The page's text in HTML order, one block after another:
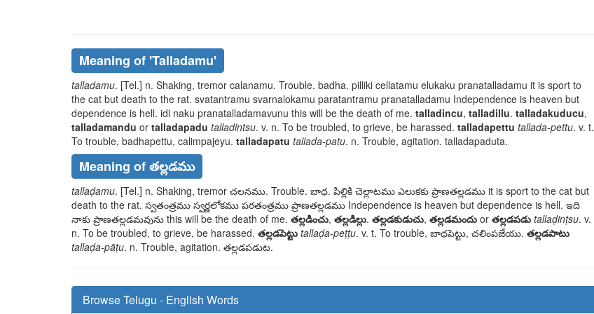
Meaning of 'talladamu'
talladamu. [Tel.] n. Shaking, tremor calanamu. Trouble. badha. pilliki cellatamu elukaku pranatalladamu it is sport to
the cat but death to the rat. svatantramu svarnalokamu paratantramu pranatalladamu Independence is heaven but
dependence is hell. idi naku pranatalladamavunu this will be the death of me. talladincu, talladillu. talladakuducu,
talladamandu or talladapadu talladintsu. v. n. To be troubled, to grieve, be harassed. talladapettu tallada-pettu. v. t.
To trouble, badhapettu, calimpajeyu. talladapatu tallada-patu. n. Trouble, agitation. talladapaduta.
Meaning of తల్లడము
tallaḍamu. [Tel.] n. Shaking, tremor చలనము. Trouble. బాధ. పిల్లికి చెల్లాటము ఎలుకకు ప్రాణతల్లడము it is sport to the cat but
death to the rat. స్వతంత్రము స్వర్ణలోకము పరతంత్రము ప్రాణతల్లడము Independence is heaven but dependence is hell. ఇది
నాకు ప్రాణతల్లడమవును this will be the death of me. తల్లడించు, తల్లడిల్లు. తల్లడకుడుచు, తల్లడమందు or తల్లడపడు tallaḍinṭsu. v.
n. To be troubled, to grieve, be harassed. తల్లడపెట్టు tallaḍa-peṭṭu. v. t. To trouble, బాధపెట్టు, చలింపజేయు. తల్లడపాటు
tallaḍa-pāṭu. n. Trouble, agitation. తల్లడపడుట.
Browse Telugu - English Words